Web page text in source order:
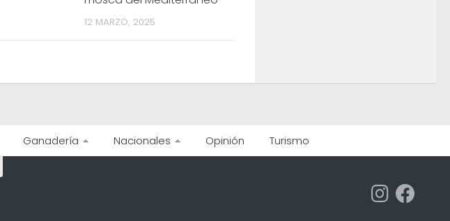
12 MARZO, 2025
Ganadería Nacionales Opinión Turismo